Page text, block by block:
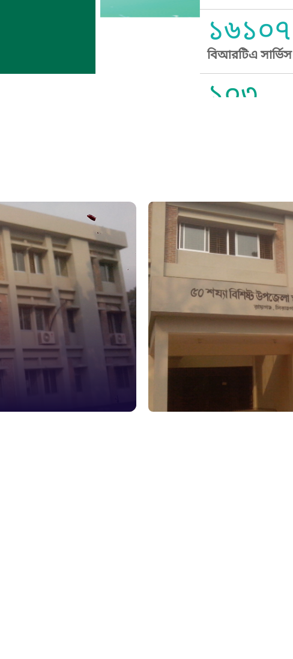
১৬১০৭
বিআরটিএ
১০৩
১০৬
দুদক
১০২
দুর্যোগের আগাম
১৬১২২
স্মার্ট ভূমি সেবা
১০৯৮